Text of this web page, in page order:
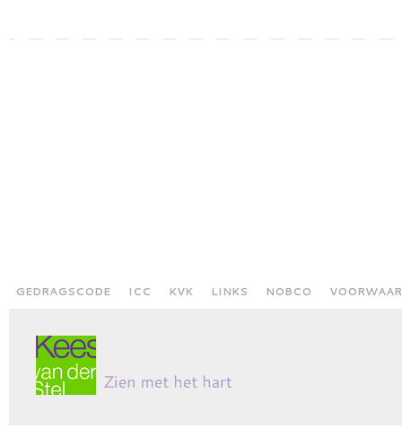
GEDRAGSCODE ICC KVK LINKS NOBCO